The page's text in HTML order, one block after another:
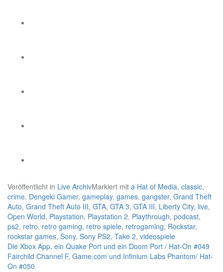
Veröffentlicht in Live ArchivMarkiert mit a Hat of Media, classic,
crime, Dengeki Gamer, gameplay, games, gangster, Grand Theft
Auto, Grand Theft Auto III, GTA, GTA 3, GTA III, Liberty City, live,
Open World, Playstation, Playstation 2, Playthrough, podcast,
ps2, retro, retro gaming, retro spiele, retrogaming, Rockstar,
rockstar games, Sony, Sony PS2, Take 2, videospiele
Beitragsnavigation
Die Xbox App, ein Quake Port und ein Doom Port / Hat-On #049
Fairchild Channel F, Game.com und Infinium Labs Phantom/ Hat-
On #050